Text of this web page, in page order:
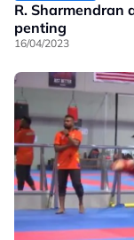
R. Sharmendran
penting
16/04/2023